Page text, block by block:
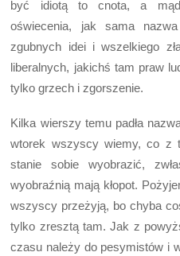
być idiotą to cnota, a
oświecenia, jak sama
zgubnych idei i wszelkiego
liberalnych, jakichś tam praw
tylko grzech i zgorszenie.
Kilka wierszy temu padła
wtorek wszyscy wiemy, co z
stanie sobie wyobrazić,
wyobraźnią mają kłopot.
wszyscy przeżyją, bo chyba
tylko zresztą tam. Jak z
czasu należy do pesymistów i